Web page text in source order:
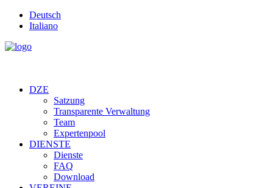
Deutsch
Italiano
DZE
Satzung
Transparente Verwaltung
Team
Expertenpool
DIENSTE
Dienste
FAQ
Download